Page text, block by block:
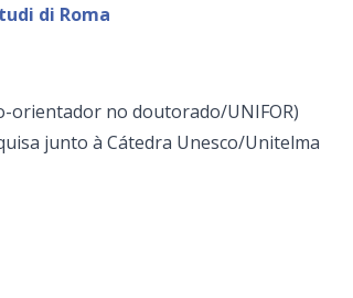
di Roma
orientador no doutorado/UNIFOR)
junto à Cátedra Unesco/Unitelma